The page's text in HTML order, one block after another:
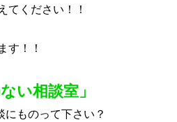
てください！！
す！！
い相談室」
ものって下さい？